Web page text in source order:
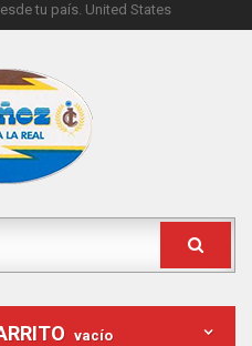
tu país. United States
vacío